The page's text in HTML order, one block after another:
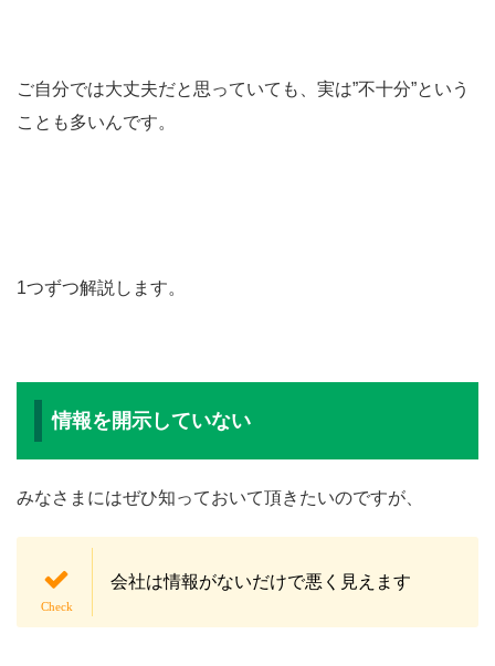
ご自分では大丈夫だと思っていても、実は”不十分”という
ことも多いんです。
1つずつ解説します。
情報を開示していない
みなさまにはぜひ知っておいて頂きたいのですが、
会社は情報がないだけで悪く見えます